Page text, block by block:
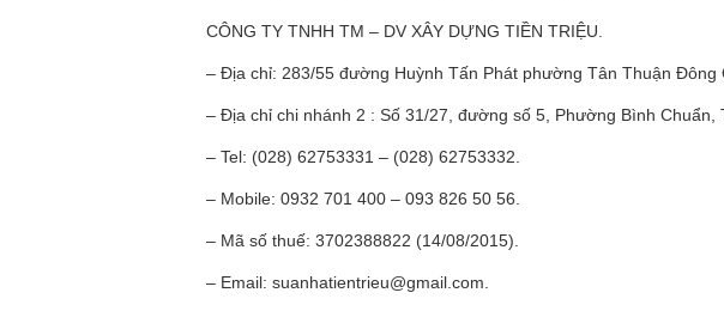
CÔNG TY TNHH TM – DV XÂY DỰNG TIỀN TRIỆU.
– Địa chỉ: 283/55 đường Huỳnh Tấn Phát phường Tân Thuận Đông
– Địa chỉ chi nhánh 2 : Số 31/27, đường số 5, Phường Bình Chuẩn,
– Tel: (028) 62753331 – (028) 62753332.
– Mobile: 0932 701 400 – 093 826 50 56.
– Mã số thuế: 3702388822 (14/08/2015).
– Email: suanhatientrieu@gmail.com.